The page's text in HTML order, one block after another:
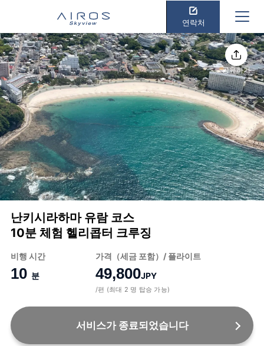
연락처
공유하기
난키시라하마 유람 코스
10분 체험 헬리콥터 크루징
비행 시간
10 분
가격（세금 포함）/ 플라이트
49,800JPY
/편 (최대 2 명 탑승 가능)
서비스가 종료되었습니다